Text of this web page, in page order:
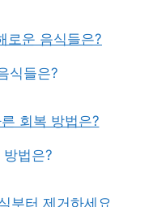
식들은?
법은?